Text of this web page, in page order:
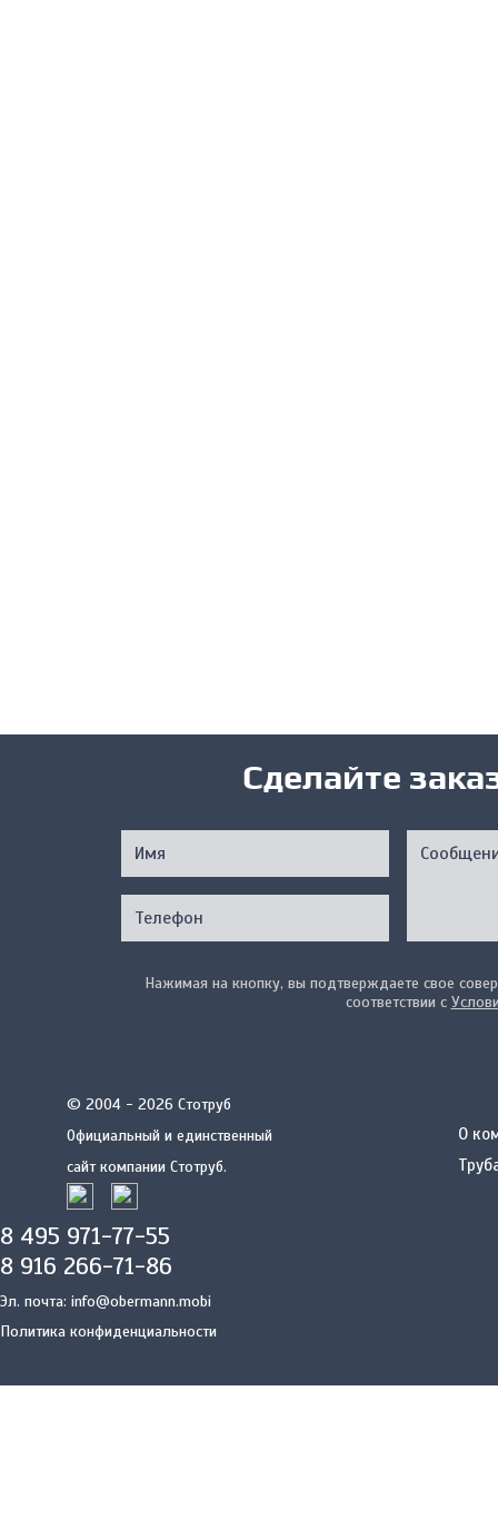
Сделайте
Нажимая на кнопку, вы подтверждаете свое
соответствии с
© 2004 - 2026 Стотруб
Официальный и единственный
сайт компании Стотруб.
О
8 495 971-77-55
8 916 266-71-86
Эл. почта: info@obermann.mobi
Политика конфиденциальности